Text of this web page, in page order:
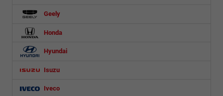
Geely
Honda
Hyundai
Isuzu
Iveco